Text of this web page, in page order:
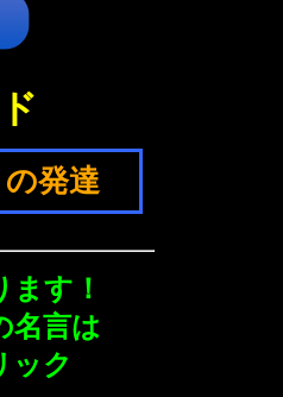
発達
す！
名言は
ック